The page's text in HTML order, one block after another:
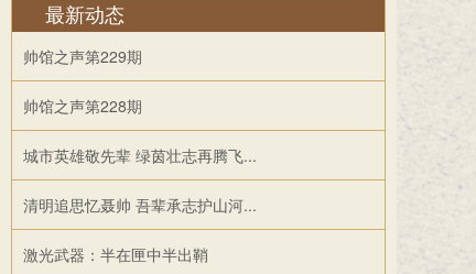
最新动态
帅馆之声第229期
帅馆之声第228期
城市英雄敬先辈 绿茵壮志再腾飞...
清明追思忆聂帅 吾辈承志护山河...
激光武器：半在匣中半出鞘